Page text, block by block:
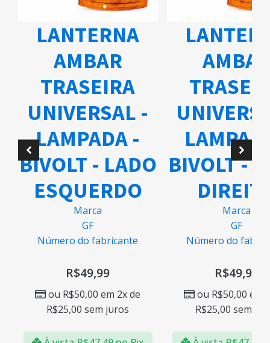
LANTERNA
AMBAR
TRASEIRA
UNIVERSAL -
LAMPADA -
BIVOLT - LADO
ESQUERDO
Marca
GF
Número do fabricante
R$49,99
ou R$50,00 em 2x de
R$25,00 sem juros
BIVOLT -
Marca
GF
Número do
R$49,99
ou R$50,00 em
R$25,00 sem